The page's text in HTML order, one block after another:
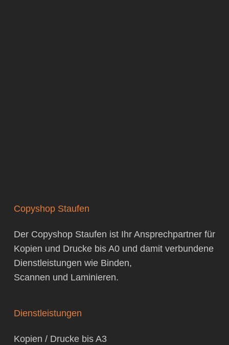
Copyshop Staufen
Der Copyshop Staufen ist Ihr Ansprechpartner für
Kopien und Drucke bis A0und damit verbundene
Dienstleistungen wie Binden,
Scannen und Laminieren.
Dienstleistungen
Kopien / Drucke bis A3